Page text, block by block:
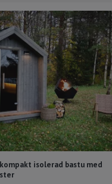
isolerad bastu med